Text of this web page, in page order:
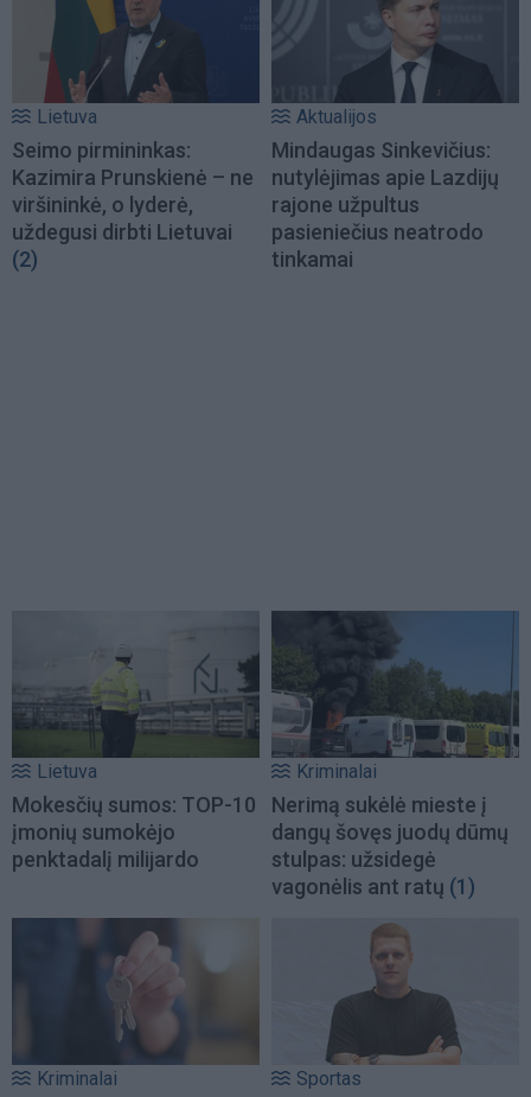
Lietuva
Seimo pirmininkas:
Kazimira Prunskienė – ne
viršininkė, o lyderė,
uždegusi dirbti Lietuvai
(2)
Aktualijos
Mindaugas Sinkevičius:
nutylėjimas apie Lazdijų
rajone užpultus
pasieniečius neatrodo
tinkamai
Lietuva
Mokesčių sumos: TOP-10
įmonių sumokėjo
penktadalį milijardo
Kriminalai
Nerimą sukėlė mieste į
dangų šovęs juodų dūmų
stulpas: užsidegė
vagonėlis ant ratų (1)
Kriminalai Sportas